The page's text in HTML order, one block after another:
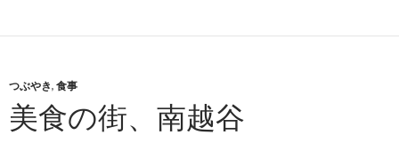
つぶやき, 食事
美食の街、南越谷